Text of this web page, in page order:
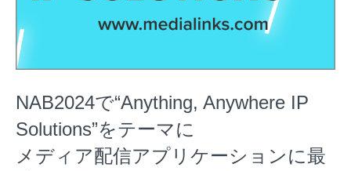
NAB2024で“Anything, Anywhere IP
Solutions”をテーマに
メディア配信アプリケーションに最